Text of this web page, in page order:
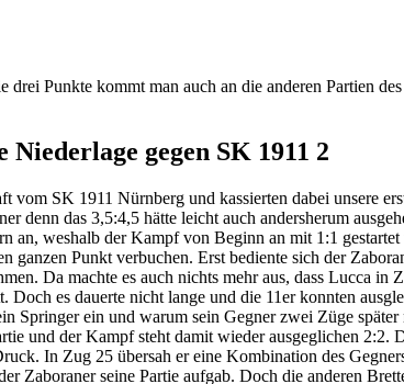
Punkte kommt man auch an die anderen Partien
Niederlage gegen SK 1911 2
SK 1911 Nürnberg und kassierten dabei unsere
denn das 3,5:4,5 hätte leicht auch andersherum
an, weshalb der Kampf von Beginn an mit 1:1
ganzen Punkt verbuchen. Erst bediente sich der
Da machte es auch nichts mehr aus, dass Lucca in
Doch es dauerte nicht lange und die 11er konnten
Springer ein und warum sein Gegner zwei Züge
und der Kampf steht damit wieder ausgeglichen 2:2.
In Zug 25 übersah er eine Kombination des
Zaboraner seine Partie aufgab. Doch die anderen